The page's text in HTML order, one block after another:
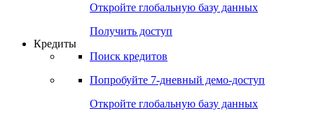
Откройте глобальную базу данных
Получить доступ
Кредиты
Поиск кредитов
Попробуйте 7-дневный демо-доступ
Откройте глобальную базу данных